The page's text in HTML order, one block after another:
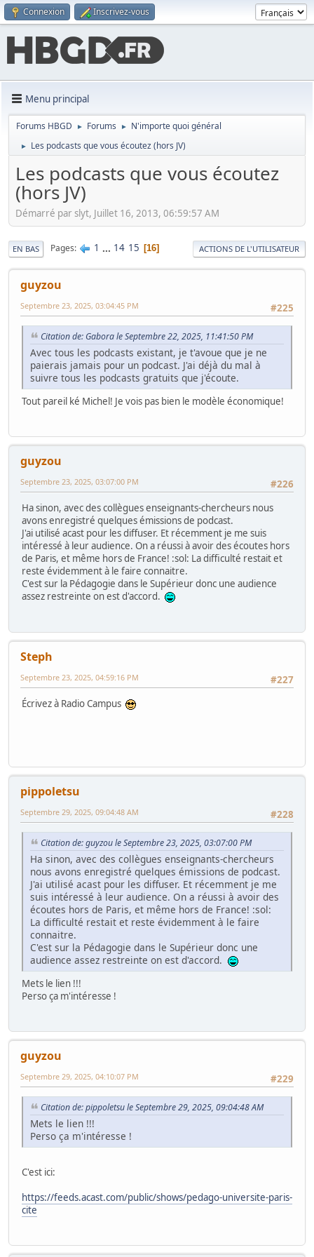
Connexion Inscrivez-vous
Menu principal
Forums HBGD ► Forums ► N'importe quoi général
► Les podcasts que vous écoutez (hors JV)
Les podcasts que vous écoutez
(hors JV)
Démarré par slyt, Juillet 16, 2013, 06:59:57 AM
EN BAS Pages 1 ... 14 15 16 ACTIONS DE L'UTILISATEUR
guyzou
#225
Septembre 23, 2025, 03:04:45 PM
Citation de: Gabora le Septembre 22, 2025, 11:41:50 PM
Avec tous les podcasts existant, je t'avoue que je ne
paierais jamais pour un podcast. J'ai déjà du mal à
suivre tous les podcasts gratuits que j'écoute.
Tout pareil ké Michel! Je vois pas bien le modèle économique!
guyzou
#226
Septembre 23, 2025, 03:07:00 PM
Ha sinon, avec des collègues enseignants-chercheurs nous
avons enregistré quelques émissions de podcast.
J'ai utilisé acast pour les diffuser. Et récemment je me suis
intéressé à leur audience. On a réussi à avoir des écoutes hors
de Paris, et même hors de France! :sol: La difficulté restait et
reste évidemment à le faire connaitre.
C'est sur la Pédagogie dans le Supérieur donc une audience
assez restreinte on est d'accord.
Steph
#227
Septembre 23, 2025, 04:59:16 PM
Écrivez à Radio Campus
pippoletsu
#228
Septembre 29, 2025, 09:04:48 AM
Citation de: guyzou le Septembre 23, 2025, 03:07:00 PM
Ha sinon, avec des collègues enseignants-chercheurs
nous avons enregistré quelques émissions de podcast.
J'ai utilisé acast pour les diffuser. Et récemment je me
suis intéressé à leur audience. On a réussi à avoir des
écoutes hors de Paris, et même hors de France! :sol:
La difficulté restait et reste évidemment à le faire
connaitre.
C'est sur la Pédagogie dans le Supérieur donc une
audience assez restreinte on est d'accord.
Mets le lien !!!
Perso ça m'intéresse !
guyzou
#229
Septembre 29, 2025, 04:10:07 PM
Citation de: pippoletsu le Septembre 29, 2025, 09:04:48 AM
Mets le lien !!!
Perso ça m'intéresse !
C'est ici:
https://feeds.acast.com/public/shows/pedago-universite-paris-
cite